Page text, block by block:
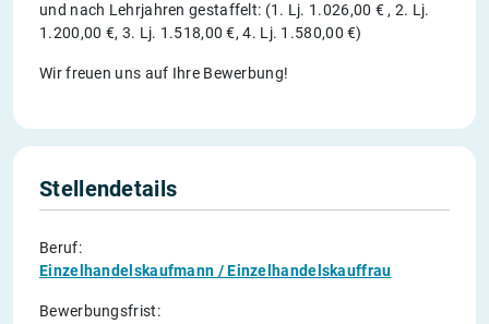
und nach Lehrjahren gestaffelt: (1. Lj. 1.026,00 € , 2. Lj.
1.200,00 €, 3. Lj. 1.518,00 €, 4. Lj. 1.580,00 €)
Wir freuen uns auf Ihre Bewerbung!
Stellendetails
Beruf:
Einzelhandelskaufmann / Einzelhandelskauffrau
Bewerbungsfrist: